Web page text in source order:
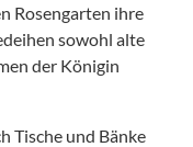
Rosengarten ihre
sowohl alte
der Königin
Tische und Bänke